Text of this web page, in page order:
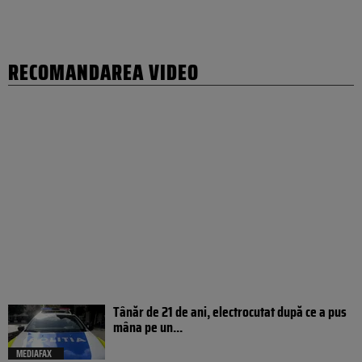
RECOMANDAREA VIDEO
MEDIAFAX
Tânăr de 21 de ani, electrocutat după ce a pus
mâna pe un...